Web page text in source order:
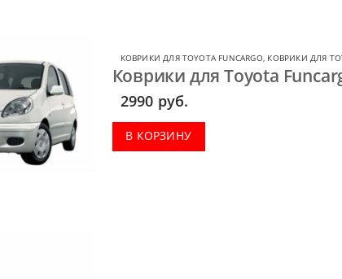
КОВРИКИ ДЛЯ TOYOTA FUNCARGO, КОВРИКИ ДЛЯ
Коврики для Toyota
2990 руб.
В КОРЗИНУ